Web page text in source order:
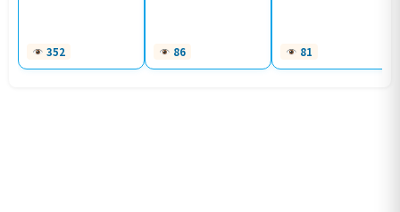
352 86 81